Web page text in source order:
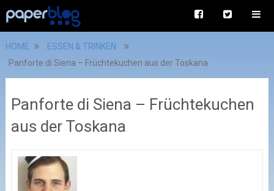
HOME
ESSEN & TRINKEN
Panforte di Siena – Früchtekuchen aus der Toskana
Panforte di Siena – Früchtekuchen
aus der Toskana